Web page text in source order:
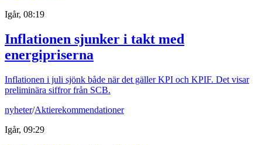
Igår, 08:19
Inflationen sjunker i takt med
energipriserna
Inflationen i juli sjönk både när det gäller KPI och KPIF. Det visar
preliminära siffror från SCB.
nyheter/Aktierekommendationer
Igår, 09:29